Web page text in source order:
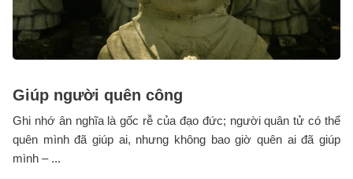
Giúp người quên công
Ghi nhớ ân nghĩa là gốc rễ của đạo đức; người quân tử có thể
quên mình đã giúp ai, nhưng không bao giờ quên ai đã giúp
mình – ...